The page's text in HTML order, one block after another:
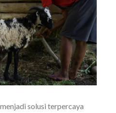
solusi terpercaya